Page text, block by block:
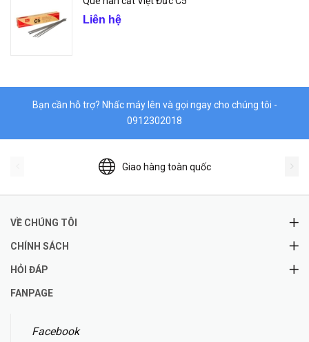
Liên hệ
Bạn cần hỗ trợ? Nhấc máy lên và gọi ngay cho chúng tôi -
0912302018
Giao hàng toàn quốc
VỀ CHÚNG TÔI
CHÍNH SÁCH
HỎI ĐÁP
FANPAGE
Facebook